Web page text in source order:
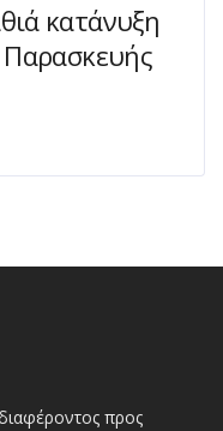
κατάνυξη
Παρασκευής
προς